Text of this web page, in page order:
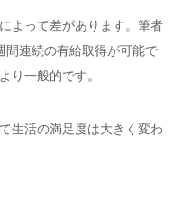
よって差があります。筆者
間連続の有給取得が可能で
り一般的です。
生活の満足度は大きく変わ